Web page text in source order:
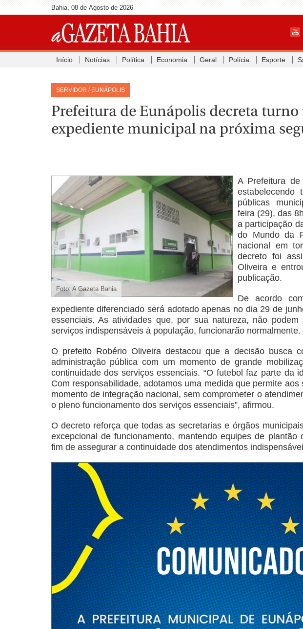
Bahia, 08 de Agosto de 2026
Início Notícias Política Economia Geral Polícia Esporte
SERVIDOR / EUNÁPOLIS
Prefeitura de Eunápolis decreta
expediente municipal na próxima
Foto: A Gazeta Bahia
A Prefeitura de
estabelecendo
públicas
feira (29), das
a participação
do Mundo da
nacional em
decreto foi
Oliveira e
publicação.
De acordo
expediente diferenciado será adotado apenas no dia 29 de
essenciais. As atividades que, por sua natureza, não
serviços indispensáveis à população, funcionarão normalmente.
O prefeito Robério Oliveira destacou que a decisão busca
administração pública com um momento de grande
continuidade dos serviços essenciais. “O futebol faz parte da
Com responsabilidade, adotamos uma medida que permite
momento de integração nacional, sem comprometer o
o pleno funcionamento dos serviços essenciais”, afirmou.
O decreto reforça que todas as secretarias e órgãos
excepcional de funcionamento, mantendo equipes de plantão
fim de assegurar a continuidade dos atendimentos